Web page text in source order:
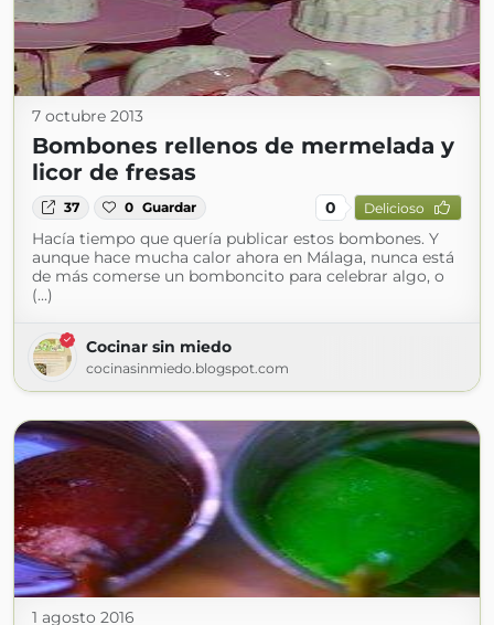
7 octubre 2013
Bombones rellenos de mermelada y
licor de fresas
37 0 Guardar 0 Delicioso
Hacía tiempo que quería publicar estos bombones. Y
aunque hace mucha calor ahora en Málaga, nunca está
de más comerse un bomboncito para celebrar algo, o
(...)
Cocinar sin miedo
cocinasinmiedo.blogspot.com
1 agosto 2016